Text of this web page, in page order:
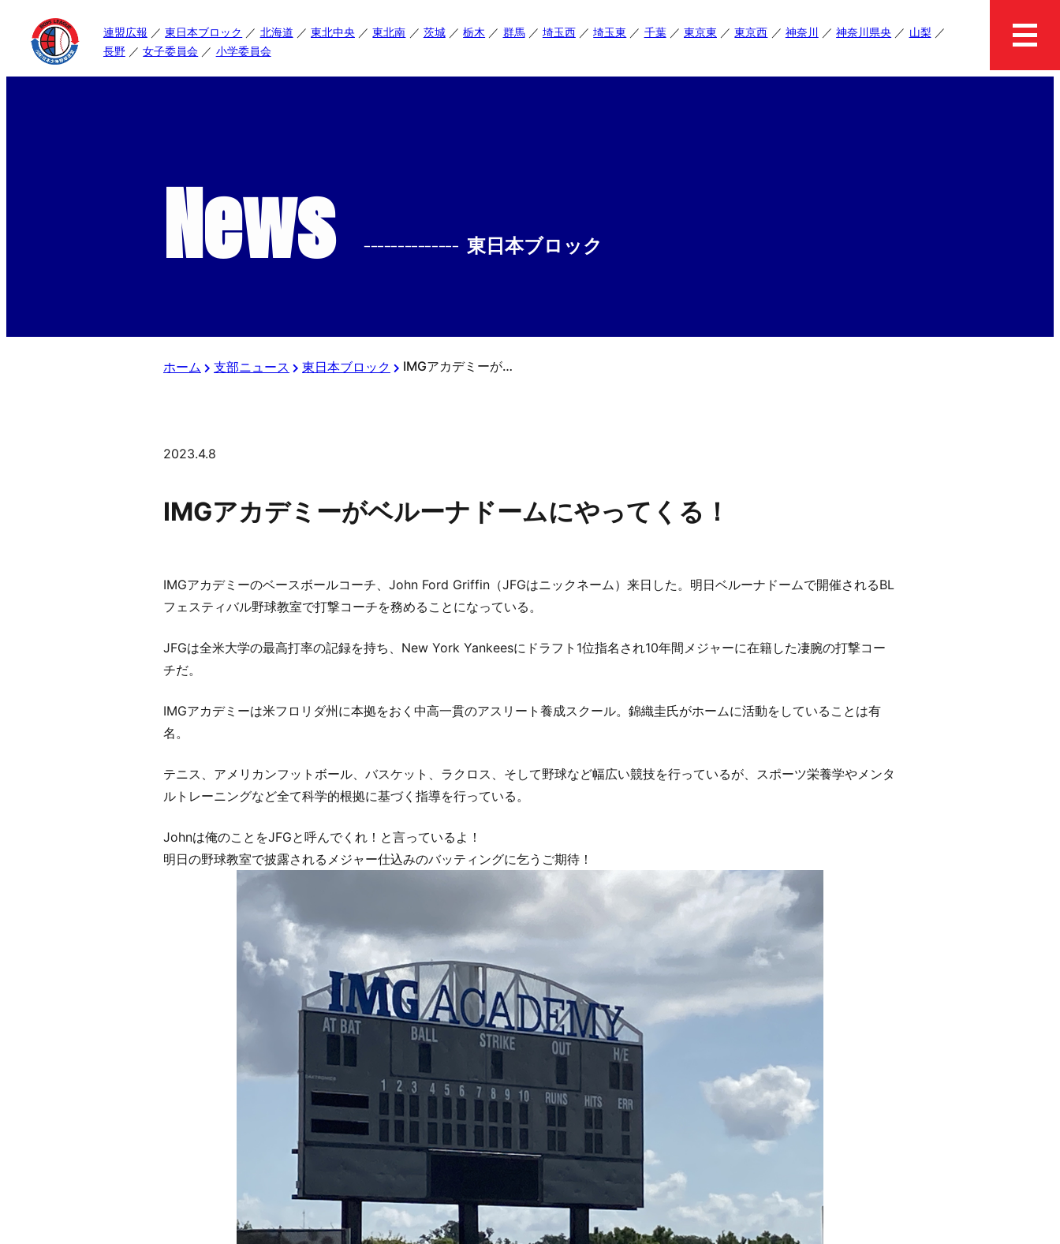
連盟広報 東日本ブロック 北海道 東北中央 東北南 茨城 栃木 群馬 埼玉西 埼玉東 千葉 東京東 東京西 神奈川 神奈川県央
山梨
長野
女子委員会 小学委員会
News -------------- 東日本ブロック
ホーム 支部ニュース 東日本ブロック IMGアカデミーがベルーナドームにやってくる！
2023.4.8
IMGアカデミーがベルーナドームにやってくる！
IMGアカデミーのベースボールコーチ、John Ford Griffin（JFGはニックネーム）来日した。明日ベルーナドームで開催されるBL
フェスティバル野球教室で打撃コーチを務めることになっている。
JFGは全米大学の最高打率の記録を持ち、New York Yankeesにドラフト1位指名され10年間メジャーに在籍した凄腕の打撃コー
チだ。
IMGアカデミーは米フロリダ州に本拠をおく中高一貫のアスリート養成スクール。錦織圭氏がホームに活動をしていることは有
名。
テニス、アメリカンフットボール、バスケット、ラクロス、そして野球など幅広い競技を行っているが、スポーツ栄養学やメンタ
ルトレーニングなど全て科学的根拠に基づく指導を行っている。
Johnは俺のことをJFGと呼んでくれ！と言っているよ！
明日の野球教室で披露されるメジャー仕込みのバッティングに乞うご期待！